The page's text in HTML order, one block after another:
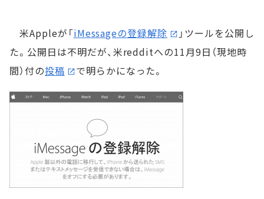
米Appleが「iMessageの登録解除
」ツールを公開し
た。公開日は不明だが、米redditへの11月9日（現地時
間）付の投稿 で明らかになった。